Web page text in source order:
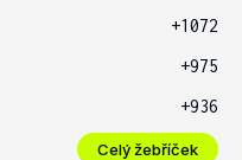
+1072
+975
+936
Celý žebříček